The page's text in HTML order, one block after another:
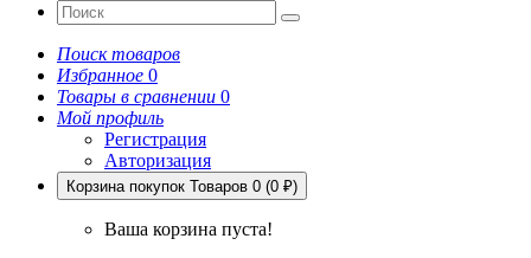
Поиск товаров
Избранное 0
Товары в сравнении 0
Мой профиль
Регистрация
Авторизация
Корзина покупок Товаров 0 (0 ₽)
Ваша корзина пуста!